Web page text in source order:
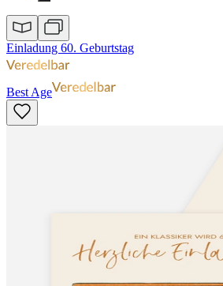
Einladung 60. Geburtstag
Best Age